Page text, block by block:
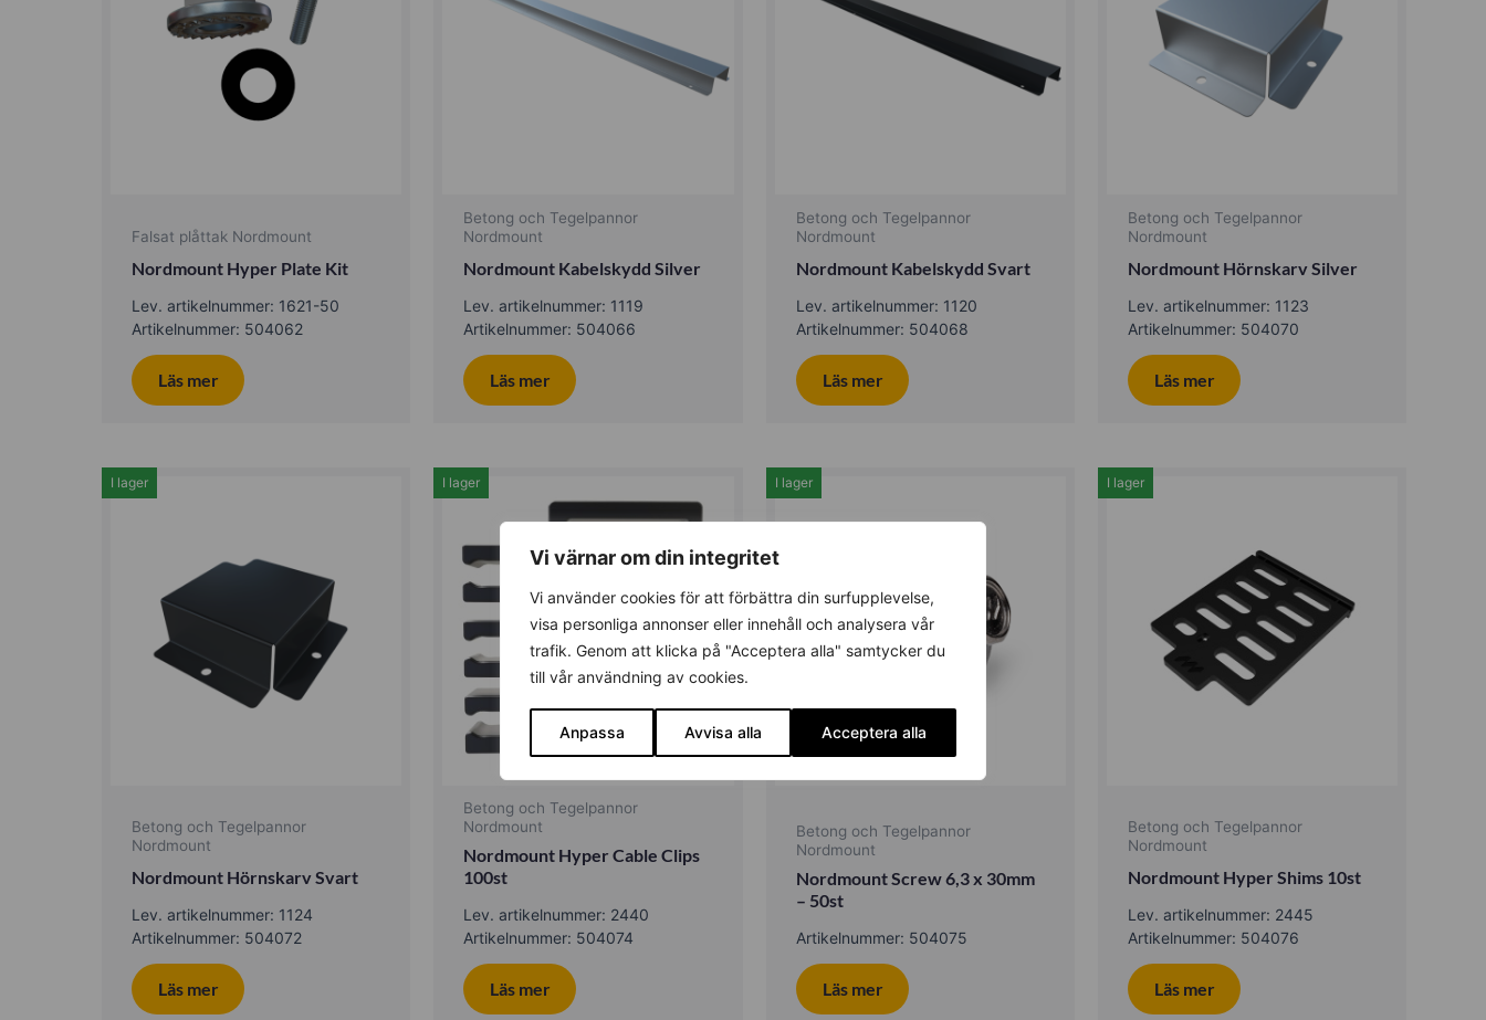
Vi värnar om din integritet
Vi använder cookies för att förbättra din surfupplevelse,
visa personliga annonser eller innehåll och analysera vår
trafik. Genom att klicka på "Acceptera alla" samtycker du
till vår användning av cookies.
Anpassa Avvisa alla Acceptera alla
Falsat plåttak Nordmount
Nordmount Hyper Plate Kit
Lev. artikelnummer: 1621-50
Artikelnummer: 504062
Läs mer
Betong och Tegelpannor
Nordmount
Nordmount Kabelskydd Silver
Lev. artikelnummer: 1119
Artikelnummer: 504066
Läs mer
Betong och Tegelpannor
Nordmount
Nordmount Kabelskydd Svart
Lev. artikelnummer: 1120
Artikelnummer: 504068
Läs mer
Betong och Tegelpannor
Nordmount
Nordmount Hörnskarv Silver
Lev. artikelnummer: 1123
Artikelnummer: 504070
Läs mer
Betong och Tegelpannor
Nordmount
Nordmount Hörnskarv Svart
Lev. artikelnummer: 1124
Artikelnummer: 504072
I lager
Läs mer
Betong och Tegelpannor
Nordmount
Nordmount Hyper Cable Clips
100st
Lev. artikelnummer: 2440
Artikelnummer: 504074
I lager
Läs mer
Betong och Tegelpannor
Nordmount
Nordmount Screw 6,3 x 30mm
– 50st
Artikelnummer: 504075
I lager
Läs mer
Betong och Tegelpannor
Nordmount
Nordmount Hyper Shims 10st
Lev. artikelnummer: 2445
Artikelnummer: 504076
I lager
Läs mer